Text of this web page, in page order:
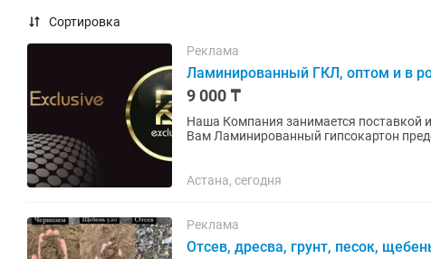
Сортировка
Реклама
Ламинированный ГКЛ, оптом и в
9 000 ₸
Наша Компания занимается поставкой
Вам Ламинированный гипсокартон
Астана, сегодня
Реклама
Отсев, дресва, грунт, песок,